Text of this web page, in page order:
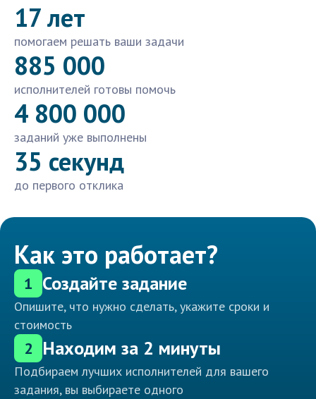
17 лет
помогаем решать ваши задачи
885 000
исполнителей готовы помочь
4 800 000
заданий уже выполнены
35 секунд
до первого отклика
Как это работает?
1 Создайте задание
Опишите, что нужно сделать, укажите сроки и
стоимость
2 Находим за 2 минуты
Подбираем лучших исполнителей для вашего
задания, вы выбираете одного